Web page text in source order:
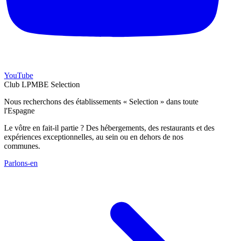
YouTube
Club LPMBE Selection
Nous recherchons des établissements « Selection » dans toute
l'Espagne
Le vôtre en fait-il partie ? Des hébergements, des restaurants et des
expériences exceptionnelles, au sein ou en dehors de nos
communes.
Parlons-en